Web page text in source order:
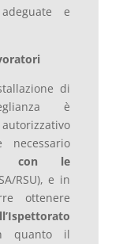
e
di
è
con le
RSU), e in
ottenere
quanto il